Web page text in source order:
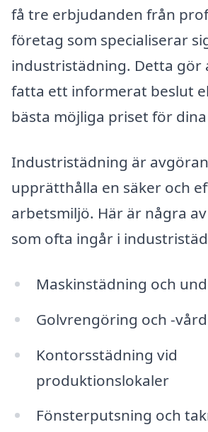
få tre erbjudanden från
företag som specialiserar
industristädning. Detta gör
fatta ett informerat beslut
bästa möjliga priset för
Industristädning är
upprätthålla en säker och
arbetsmiljö. Här är några
som ofta ingår i
Maskinstädning och
Golvrengöring och -vård
Kontorsstädning vid
produktionslokaler
Fönsterputsning och